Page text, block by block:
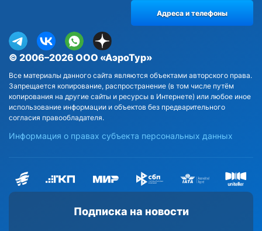
Подписка на новости
© 2006–2026 ООО «АэроТур»
Все материалы данного сайта являются объектами авторского права.
Запрещается копирование, распространение (в том числе путём
копирования на другие сайты и ресурсы в Интернете) или любое иное
использование информации и объектов без предварительного
согласия правообладателя.
Информация о правах субъекта персональных данных
Адреса и телефоны